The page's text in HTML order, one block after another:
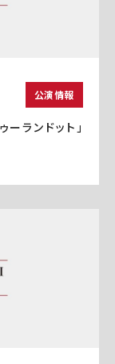
公演情報
ランドット」